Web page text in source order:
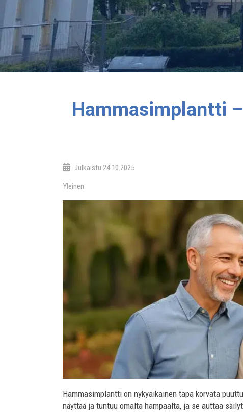
Hammasimplantti
Julkaistu 24.10.2025
Yleinen
Hammasimplantti on nykyaikainen tapa korvata
näyttää ja tuntuu omalta hampaalta, ja se auttaa